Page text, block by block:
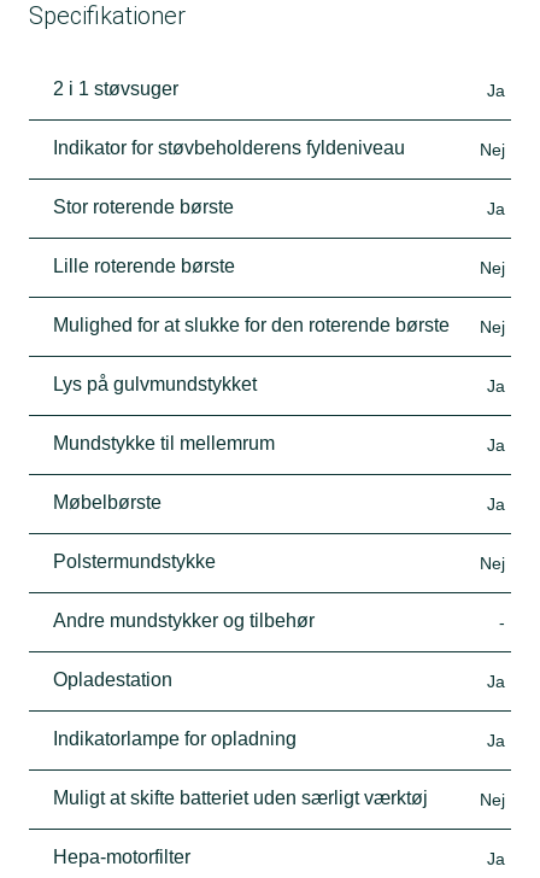
Specifikationer
2 i 1 støvsuger Ja
Indikator for støvbeholderens fyldeniveau Nej
Stor roterende børste Ja
Lille roterende børste Nej
Mulighed for at slukke for den roterende børste Nej
Lys på gulvmundstykket Ja
Mundstykke til mellemrum Ja
Møbelbørste Ja
Polstermundstykke Nej
Andre mundstykker og tilbehør -
Opladestation Ja
Indikatorlampe for opladning Ja
Muligt at skifte batteriet uden særligt værktøj Nej
Hepa-motorfilter Ja